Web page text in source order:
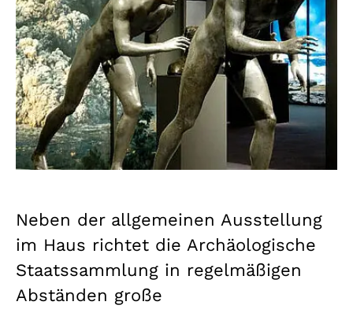
Neben der allgemeinen Ausstellung
im Haus richtet die Archäologische
Staatssammlung in regelmäßigen
Abständen große